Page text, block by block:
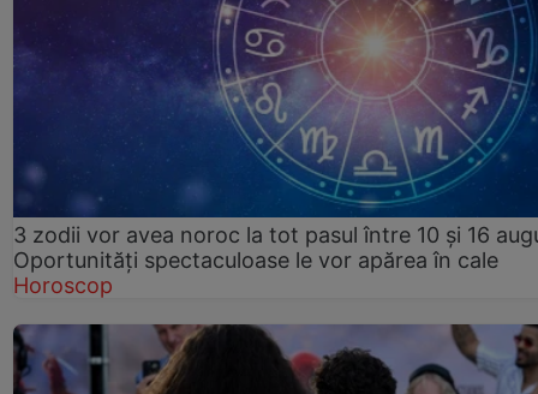
3 zodii vor avea noroc la tot pasul între 10 și 16
Oportunități spectaculoase le vor apărea în cale
Horoscop